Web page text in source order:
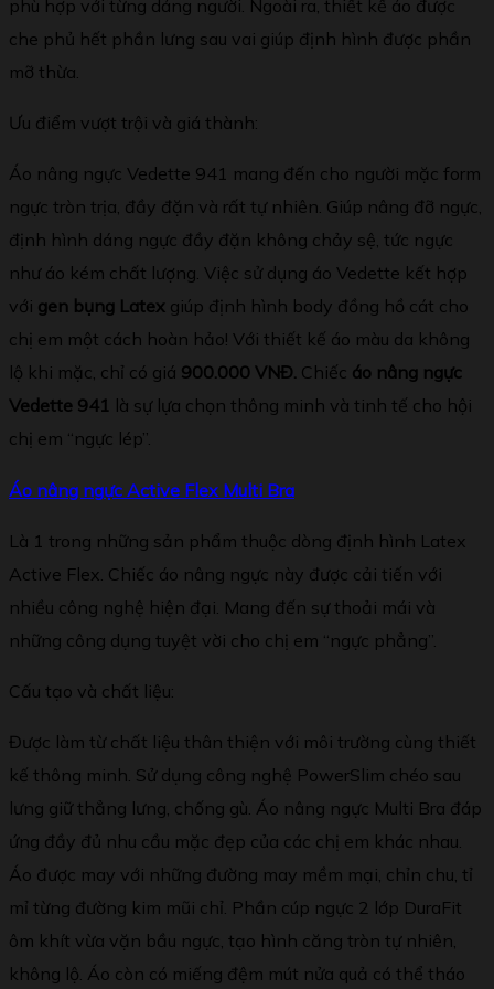
phù hợp với từng dáng người. Ngoài ra, thiết kế áo được
che phủ hết phần lưng sau vai giúp định hình được phần
mỡ thừa.
Ưu điểm vượt trội và giá thành:
Áo nâng ngực Vedette 941 mang đến cho người mặc form
ngực tròn trịa, đầy đặn và rất tự nhiên. Giúp nâng đỡ ngực,
định hình dáng ngực đầy đặn không chảy sệ, tức ngực
như áo kém chất lượng. Việc sử dụng áo Vedette kết hợp
với gen bụng Latex giúp định hình body đồng hồ cát cho
chị em một cách hoàn hảo! Với thiết kế áo màu da không
lộ khi mặc, chỉ có giá 900.000 VNĐ. Chiếc áo nâng ngực
Vedette 941 là sự lựa chọn thông minh và tinh tế cho hội
chị em “ngực lép”.
Áo nâng ngực Active Flex Multi Bra
Là 1 trong những sản phẩm thuộc dòng định hình Latex
Active Flex. Chiếc áo nâng ngực này được cải tiến với
nhiều công nghệ hiện đại. Mang đến sự thoải mái và
những công dụng tuyệt vời cho chị em “ngực phẳng”.
Cấu tạo và chất liệu:
Được làm từ chất liệu thân thiện với môi trường cùng thiết
kế thông minh. Sử dụng công nghệ PowerSlim chéo sau
lưng giữ thẳng lưng, chống gù. Áo nâng ngực Multi Bra đáp
ứng đầy đủ nhu cầu mặc đẹp của các chị em khác nhau.
Áo được may với những đường may mềm mại, chỉn chu, tỉ
mỉ từng đường kim mũi chỉ. Phần cúp ngực 2 lớp DuraFit
ôm khít vừa vặn bầu ngực, tạo hình căng tròn tự nhiên,
không lộ. Áo còn có miếng đệm mút nửa quả có thể tháo